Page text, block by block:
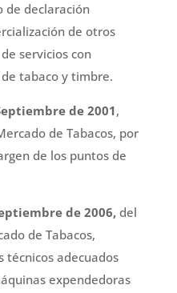
de declaración
de otros
servicios con
tabaco y timbre.
de 2001,
de Tabacos, por
de los puntos de
de 2006,del
de Tabacos,
técnicos adecuados
expendedoras